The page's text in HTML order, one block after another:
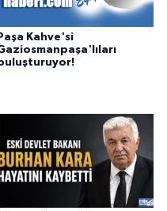
Paşa Kahve'si
buluşturuyor!